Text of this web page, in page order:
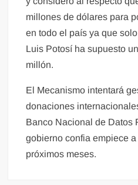
millones de dólares para
en todo el país ya que
Luis Potosí ha supuesto
millón.
El Mecanismo intentará
donaciones
Banco Nacional de Datos
gobierno confia empiece
próximos meses.